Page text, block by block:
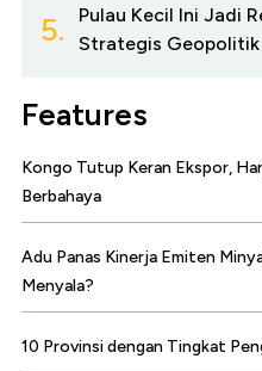
5.
Pulau Kecil Ini Jadi
Strategis Geopolitik
Features
Kongo Tutup Keran Ekspor,
Berbahaya
Adu Panas Kinerja Emiten
Menyala?
10 Provinsi dengan Tingkat